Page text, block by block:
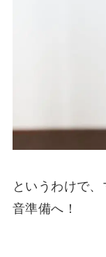
というわけで
音準備へ！